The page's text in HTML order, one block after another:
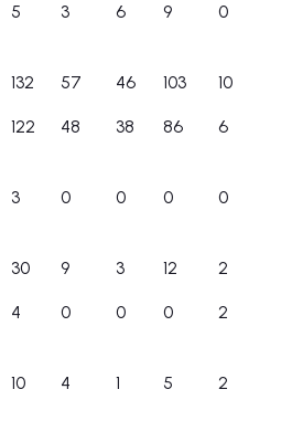
5 3 6 9 0
132 57 46 103 10
122 48 38 86 6
3 0 0 0 0
30 9 3 12 2
4 0 0 0 2
10 4 1 5 2